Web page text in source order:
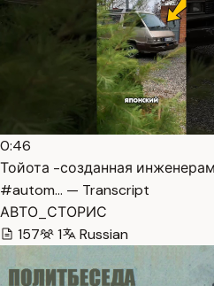
0:46
Тойота -созданная
#autom… — Transcript
АВТО_СТОРИС
157
1 Russian